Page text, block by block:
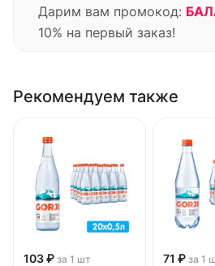
Дарим вам промокод:
10% на первый заказ!
Рекомендуем также
103 ₽ за 1 шт
71 ₽ за 1